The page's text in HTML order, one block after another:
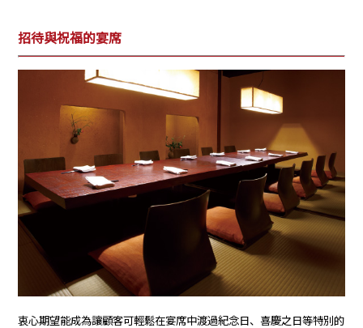
招待與祝福的宴席
衷心期望能成為讓顧客可輕鬆在宴席中渡過紀念日、喜慶之日等特別的